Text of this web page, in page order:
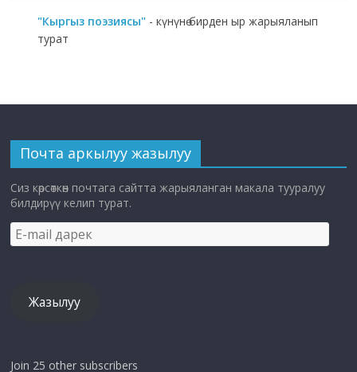
"Кыргыз поэзиясы" - күнүнө бирден ыр жарыяланып
турат
Почта аркылуу жазылуу
Сиз көрсөткөн почтага сайтта жарыяланган макала тууралуу
билдирүү келип турат.
E-
mail
Жазылуу
Join 25 other subscribers